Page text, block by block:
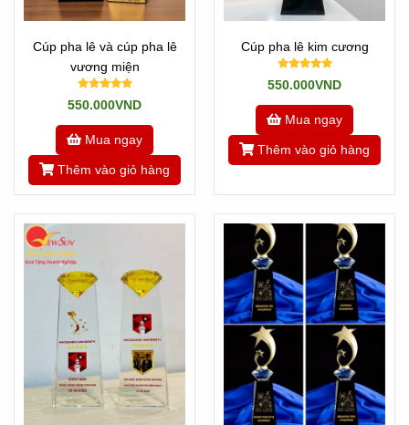
Cúp pha lê và cúp pha lê
vương miện
550.000VND
Mua ngay
Thêm vào giỏ hàng
Cúp pha lê kim cương
550.000VND
Mua ngay
Thêm vào giỏ hàng